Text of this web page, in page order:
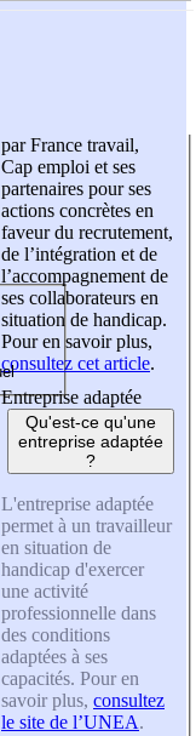
par France travail,
Cap emploi et ses
partenaires pour ses
actions concrètes en
faveur du recrutement,
de l’intégration et de
l’accompagnement de
ses collaborateurs en
situation de handicap.
Pour en savoir plus,
consultez cet article.
Entreprise adaptée
Qu'est-ce qu'une
entreprise adaptée
?
L'entreprise adaptée
permet à un travailleur
en situation de
handicap d'exercer
une activité
professionnelle dans
des conditions
adaptées à ses
capacités. Pour en
savoir plus, consultez
le site de l’UNEA.